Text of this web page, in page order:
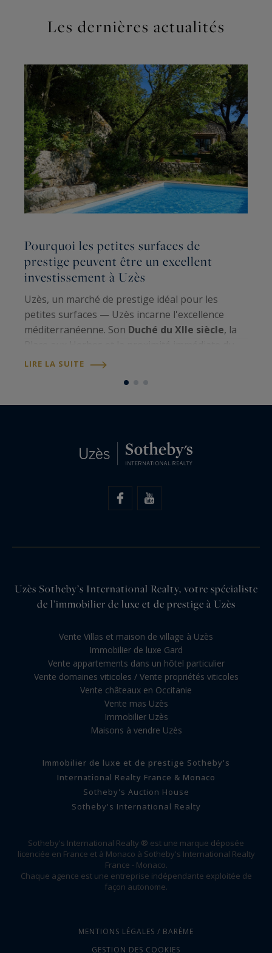
Les dernières actualités
Pourquoi les petites surfaces de
prestige peuvent être un excellent
investissement à Uzès
Uzès, un marché de prestige idéal pour les
petites surfaces — Uzès incarne l'excellence
méditerranéenne. Son Duché du XIIe siècle, la
Pont du Gard UNESCO
LIRE LA SUITE
Uzès Sotheby’s International Realty, votre spécialiste
de l’immobilier de luxe et de prestige à Uzès
Vente Villas et maison de village à Uzès
Immobilier de luxe Gard
Vente appartements dans un hôtel particulier
Vente domaines viticoles / Vente propriétés viticoles
Vente châteaux en Occitanie
Vente mas Uzès
Immobilier Uzès
Maisons à vendre Uzès
Immobilier de luxe et de prestige Sotheby's
International Realty France & Monaco
Sotheby's Auction House
Sotheby's International Realty
Sotheby's International Realty ® est une marque déposée
licenciée en France et à Monaco à Sotheby's International Realty
France - Monaco.
Chaque agence est une entreprise indépendante exploitée de
façon autonome.
MENTIONS LÉGALES / BARÈME
GESTION DES COOKIES